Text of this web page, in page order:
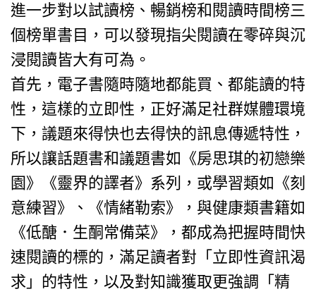
進一步對以試讀榜、暢銷榜和閱讀時間榜三
個榜單書目，可以發現指尖閱讀在零碎與沉
浸閱讀皆大有可為。
首先，電子書隨時隨地都能買、都能讀的特
性，這樣的立即性，正好滿足社群媒體環境
下，議題來得快也去得快的訊息傳遞特性，
所以讓話題書和議題書如《房思琪的初戀樂
園》《靈界的譯者》系列，或學習類如《刻
意練習》、《情緒勒索》，與健康類書籍如
《低醣．生酮常備菜》，都成為把握時間快
速閱讀的標的，滿足讀者對「立即性資訊渴
求」的特性，以及對知識獲取更強調「精